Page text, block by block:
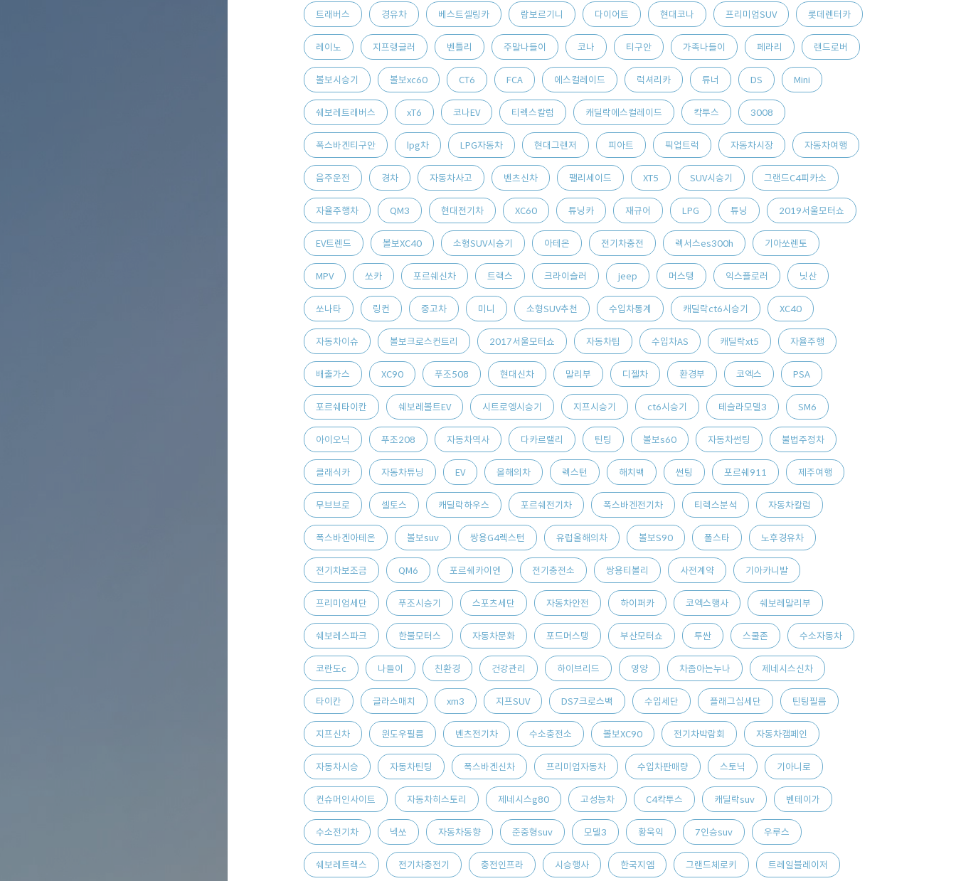
트래버스 경유차 베스트셀링카 람보르기니 다이어트 현대코나 프리미엄SUV 롯데렌터카
레이노 지프랭글러 벤틀리 주말나들이 코나 티구안 가족나들이 페라리 랜드로버
볼보시승기 볼보xc60 CT6 FCA 에스컬레이드 럭셔리카 튜너 DS Mini
쉐보레트래버스 xT6 코나EV 티렉스칼럼 캐딜락에스컬레이드 칵투스 3008
폭스바겐티구안 lpg차 LPG자동차 현대그랜저 피아트 픽업트럭 자동차시장 자동차여행
음주운전 경차 자동차사고 벤츠신차 팰리세이드 XT5 SUV시승기 그랜드C4피카소
자율주행차 QM3 현대전기차 XC60 튜닝카 재규어 LPG 튜닝 2019서울모터쇼
EV트렌드 볼보XC40 소형SUV시승기 아테온 전기차충전 렉서스es300h 기아쏘렌토
MPV 쏘카 포르쉐신차 트랙스 크라이슬러 jeep 머스탱 익스플로러 닛산
쏘나타 링컨 중고차 미니 소형SUV추천 수입차통계 캐딜락ct6시승기 XC40
자동차이슈 볼보크로스컨트리 2017서울모터쇼 자동차팁 수입차AS 캐딜락xt5 자율주행
배출가스 XC90 푸조508 현대신차 말리부 디젤차 환경부 코엑스 PSA
포르쉐타이칸 쉐보레볼트EV 시트로엥시승기 지프시승기 ct6시승기 테슬라모델3 SM6
아이오닉 푸조208 자동차역사 다카르랠리 틴팅 볼보s60 자동차썬팅 불법주정차
클래식카 자동차튜닝 EV 올해의차 렉스턴 해치백 썬팅 포르쉐911 제주여행
무브브로 셀토스 캐딜락하우스 포르쉐전기차 폭스바겐전기차 티렉스분석 자동차칼럼
폭스바겐아테온 볼보suv 쌍용G4렉스턴 유럽올해의차 볼보S90 폴스타 노후경유차
전기차보조금 QM6 포르쉐카이엔 전기충전소 쌍용티볼리 사전계약 기아카니발
프리미엄세단 푸조시승기 스포츠세단 자동차안전 하이퍼카 코엑스행사 쉐보레말리부
쉐보레스파크 한불모터스 자동차문화 포드머스탱 부산모터쇼 투싼 스쿨존 수소자동차
코란도c 나들이 친환경 건강관리 하이브리드 영양 차좀아는누나 제네시스신차
타이칸 글라스매치 xm3 지프SUV DS7크로스백 수입세단 플래그십세단 틴팅필름
지프신차 윈도우필름 벤츠전기차 수소충전소 볼보XC90 전기차박람회 자동차캠페인
자동차시승 자동차틴팅 폭스바겐신차 프리미엄자동차 수입차판매량 스토닉 기아니로
컨슈머인사이트 자동차히스토리 제네시스g80 고성능차 C4칵투스 캐딜락suv 벤테이가
수소전기차 넥쏘 자동차동향 준중형suv 모델3 황욱익 7인승suv 우루스
쉐보레트랙스 전기차충전기 충전인프라 시승행사 한국지엠 그랜드체로키 트레일블레이저